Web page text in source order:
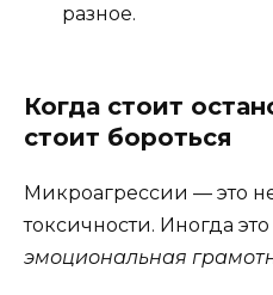
разное.
Когда стоит
стоит бороться
Микроагрессии — это
токсичности. Иногда
эмоциональная